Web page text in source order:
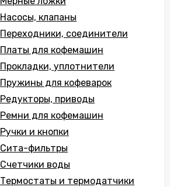
Насосы, клапаны
Переходники, соединители
Платы для кофемашин
Прокладки, уплотнители
Пружины для кофеварок
Редукторы, приводы
Ремни для кофемашин
Ручки и кнопки
Сита-фильтры
Счетчики воды
Термостаты и термодатчики